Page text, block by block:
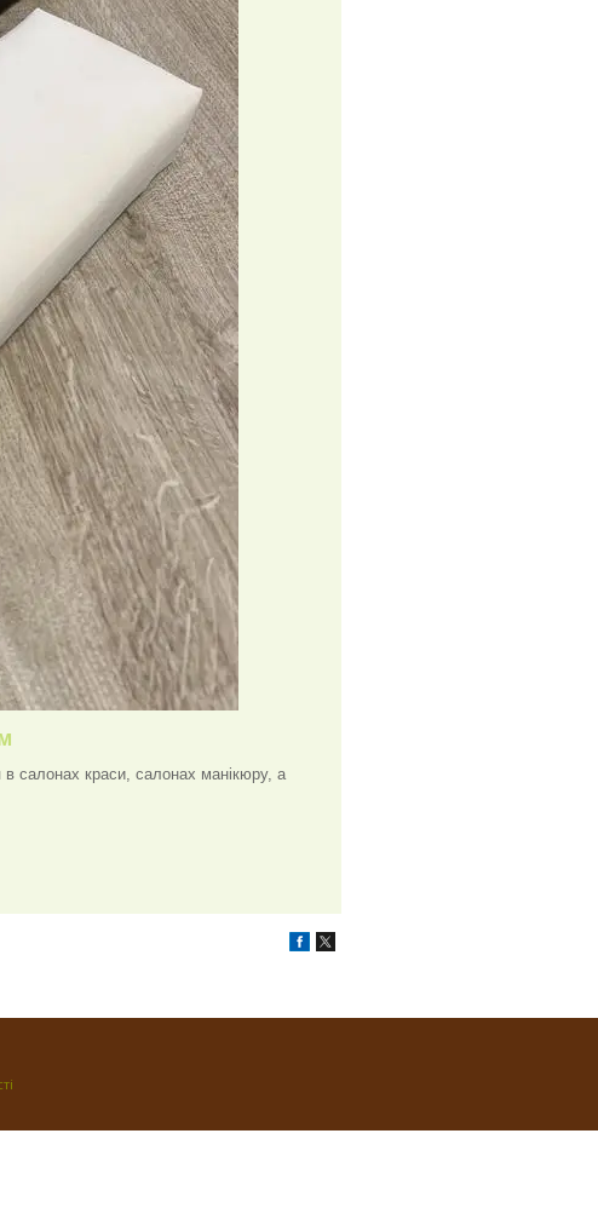
салонах краси, салонах манікюру, а